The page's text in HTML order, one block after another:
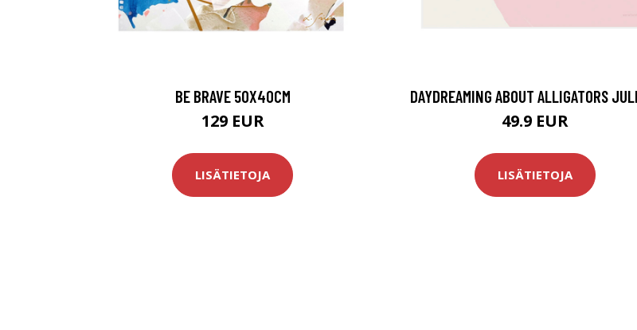
BE BRAVE 50X40CM
129 EUR
LISÄTIETOJA
DAYDREAMING ABOUT ALLIGATORS
49.9 EUR
LISÄTIETOJA